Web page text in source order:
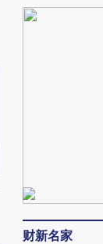
财新名家